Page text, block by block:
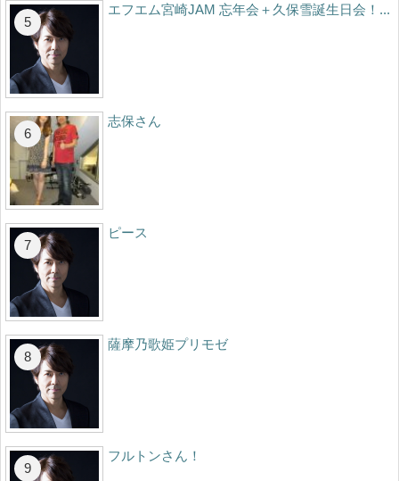
エフエム宮崎JAM 忘年会＋久保雪誕生日会！...
志保さん
ピース
薩摩乃歌姫プリモゼ
フルトンさん！